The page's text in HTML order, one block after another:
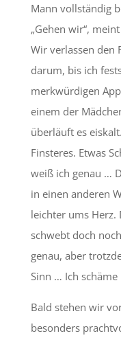
Mann vollständig
„Gehen wir“,
Wir verlassen den
darum, bis ich
merkwürdigen
einem der
überläuft es
Finsteres. Etwas
weiß ich genau …
in einen anderen
leichter ums Herz.
schwebt doch
genau, aber
Sinn … Ich schäme
Bald stehen wir
besonders